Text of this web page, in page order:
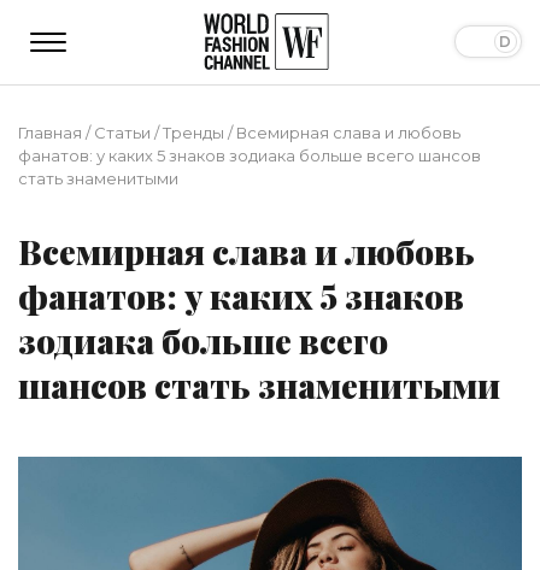
Главная /Статьи /Тренды /Всемирная слава и любовь
фанатов: у каких 5 знаков зодиака больше всего шансов
стать знаменитыми
Всемирная слава и любовь
фанатов: у каких 5 знаков
зодиака больше всего
шансов стать знаменитыми